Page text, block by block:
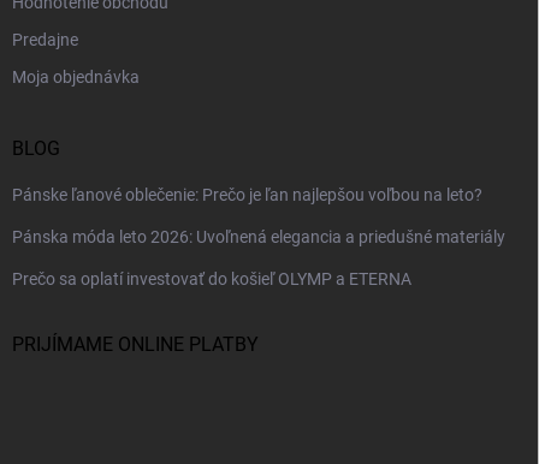
Predajne
Moja objednávka
BLOG
Pánske ľanové oblečenie: Prečo je ľan najlepšou voľbou na leto?
Pánska móda leto 2026: Uvoľnená elegancia a priedušné materiály
Prečo sa oplatí investovať do košieľ OLYMP a ETERNA
PRIJÍMAME ONLINE PLATBY